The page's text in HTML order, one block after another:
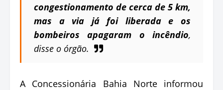
congestionamento de cerca de 5 km,
mas a via já foi liberada e os
bombeiros apagaram o incêndio,
disse o órgão.
A Concessionária Bahia Norte informou